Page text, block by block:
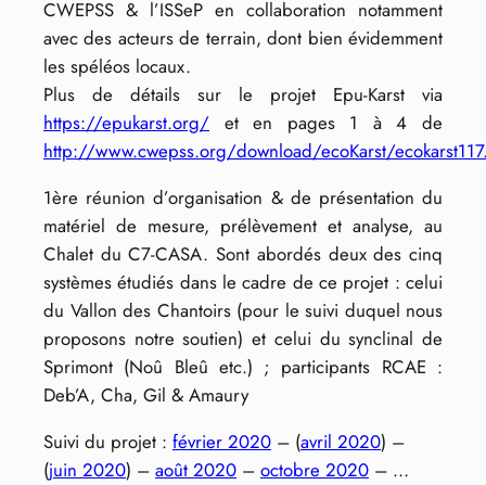
CWEPSS & l’ISSeP en collaboration notamment
avec des acteurs de terrain, dont bien évidemment
les spéléos locaux.
Plus de détails sur le projet Epu-Karst via
https://epukarst.org/ et en pages 1 à 4 de
http://www.cwepss.org/download/ecoKarst/
1ère réunion d’organisation & de présentation du
matériel de mesure, prélèvement et analyse, au
Chalet du C7-CASA. Sont abordés deux des cinq
systèmes étudiés dans le cadre de ce projet : celui
du Vallon des Chantoirs (pour le suivi duquel nous
proposons notre soutien) et celui du synclinal de
Sprimont (Noû Bleû etc.) ; participants RCAE :
Deb’A, Cha, Gil & Amaury
Suivi du projet : février 2020 – (avril 2020) –
(juin 2020) – août 2020 – octobre 2020 – …